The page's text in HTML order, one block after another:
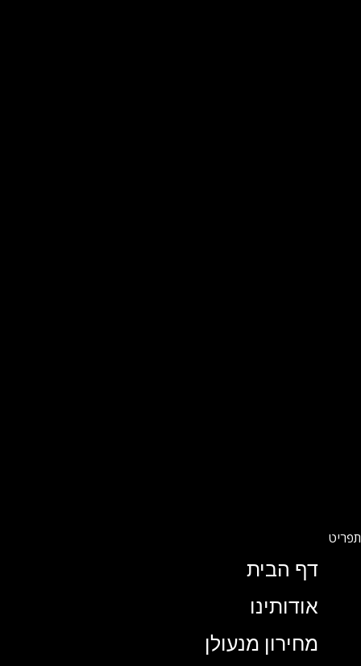
דף הבית
אודותינו
מחירון מנעולן